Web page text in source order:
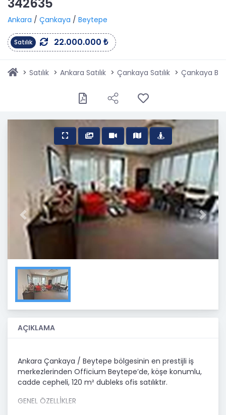
Ankara / Çankaya / Beytepe
Satılık 22.000.000 ₺
Satılık Ankara Satılık Çankaya Satılık Çankaya
Previous Next
AÇIKLAMA
Ankara Çankaya / Beytepe bölgesinin en prestijli iş
merkezlerinden Officium Beytepe’de, köşe konumlu,
cadde cepheli, 120 m² dubleks ofis satılıktır.
GENEL ÖZELLİKLER